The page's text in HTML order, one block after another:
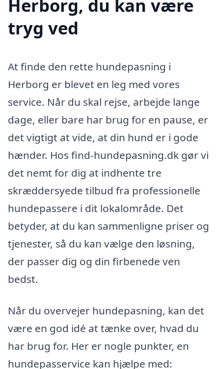
Herborg, du kan være
tryg ved
At finde den rette hundepasning i
Herborg er blevet en leg med vores
service. Når du skal rejse, arbejde lange
dage, eller bare har brug for en pause, er
det vigtigt at vide, at din hund er i gode
hænder. Hos find-hundepasning.dk gør vi
det nemt for dig at indhente tre
skræddersyede tilbud fra professionelle
hundepassere i dit lokalområde. Det
betyder, at du kan sammenligne priser og
tjenester, så du kan vælge den løsning,
der passer dig og din firbenede ven
bedst.
Når du overvejer hundepasning, kan det
være en god idé at tænke over, hvad du
har brug for. Her er nogle punkter, en
hundepasservice kan hjælpe med: